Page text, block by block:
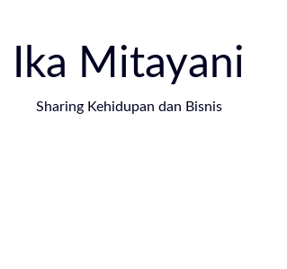
Ika Mitayani
Sharing Kehidupan dan Bisnis